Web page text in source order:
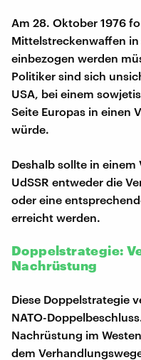
Am 28. Oktober 1976
Mittelstreckenwaffen
einbezogen werden
Politiker sind sich
USA, bei einem
Seite Europas in einen
würde.
Deshalb sollte in
UdSSR entweder die
oder eine
erreicht werden.
Doppelstrategie:
Nachrüstung
Diese Doppelstrategie
NATO-
Nachrüstung im
dem